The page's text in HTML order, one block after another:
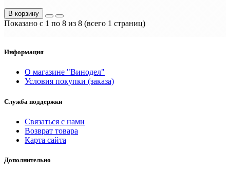
В корзину
Показано с 1 по 8 из 8 (всего 1 страниц)
Информация
О магазине "Винодел"
Условия покупки (заказа)
Служба поддержки
Связаться с нами
Возврат товара
Карта сайта
Дополнительно